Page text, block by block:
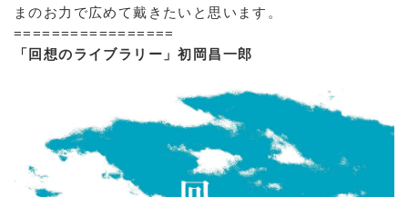
まのお力で広めて戴きたいと思います。
=================
「回想のライブラリー」初岡昌一郎